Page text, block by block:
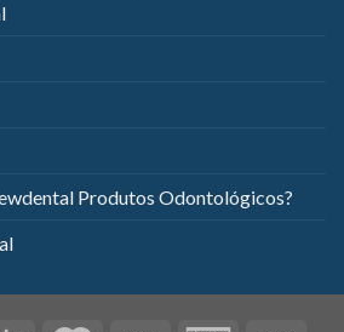
Produtos Odontológicos?